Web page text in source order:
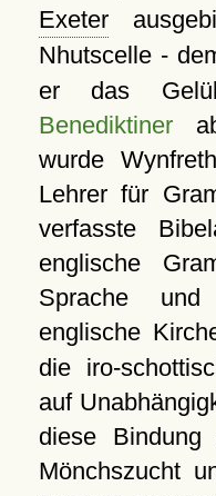
Exeter
Nhutscelle -
er das
Benediktiner
wurde
Lehrer für
verfasste
englische
Sprache
englische
die iro-
auf
diese
Mönchszucht